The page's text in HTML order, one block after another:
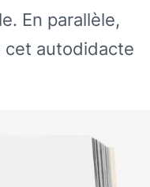
En parallèle,
autodidacte